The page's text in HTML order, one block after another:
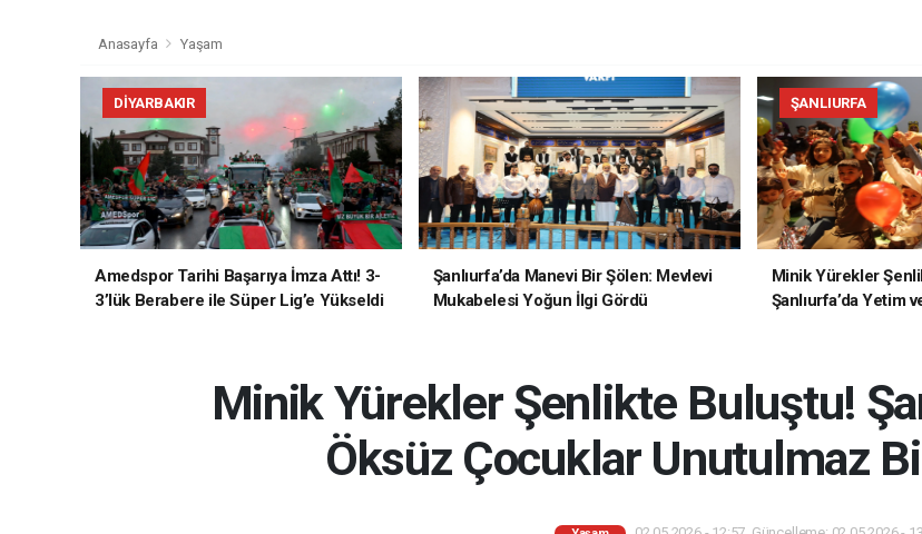
Anasayfa Yaşam
DIYARBAKIR
Amedspor Tarihi Başarıya İmza Attı! 3-
3’lük Berabere ile Süper Lig’e Yükseldi
Şanlıurfa’da Manevi Bir Şölen: Mevlevi
Mukabelesi Yoğun İlgi Gördü
ŞANLIURFA
Minik Yürekler
Şanlıurfa’da Yetim
Minik Yürekler Şenlikte Buluştu!
Öksüz Çocuklar Unutulmaz